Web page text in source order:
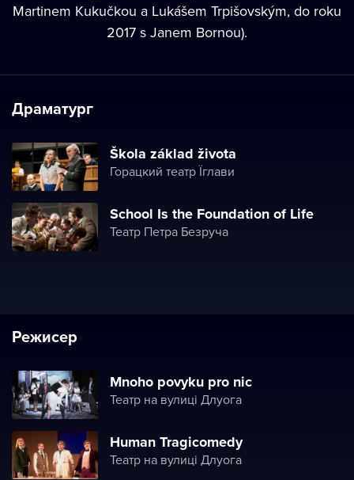
Martinem Kukučkou a Lukášem Trpišovským, do roku
2017 s Janem Bornou).
Драматург
Škola základ života
Горацкий театр Їглави
School Is the Foundation of Life
Театр Петра Безруча
Режисер
Mnoho povyku pro nic
Театр на вулиці Длуога
Human Tragicomedy
Театр на вулиці Длуога